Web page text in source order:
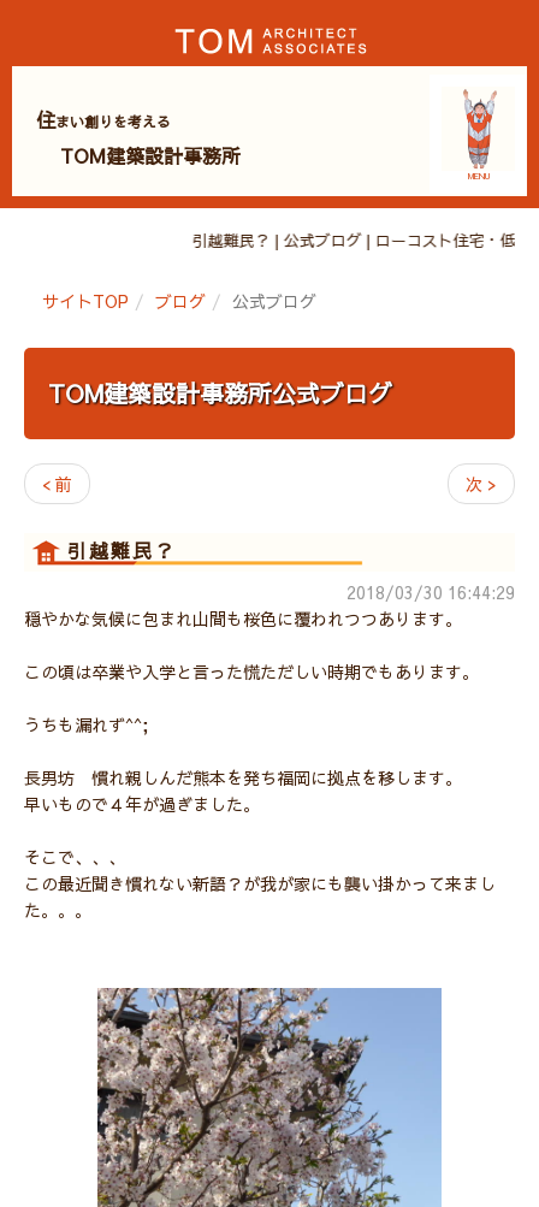
MENU
住まい創りを考える
TOM建築設計事務所
引越難民？ | 公式ブログ | ローコスト住宅・
サイトTOP ブログ 公式ブログ
TOM建築設計事務所公式ブログ
< 前 次 >
引越難民？
2018/03/30 16:44:29
穏やかな気候に包まれ山間も桜色に覆われつつあります。
この頃は卒業や入学と言った慌ただしい時期でもあります。
うちも漏れず^^;
長男坊 慣れ親しんだ熊本を発ち福岡に拠点を移します。
早いもので４年が過ぎました。
そこで、、、
この最近聞き慣れない新語？が我が家にも襲い掛かって来まし
た。。。